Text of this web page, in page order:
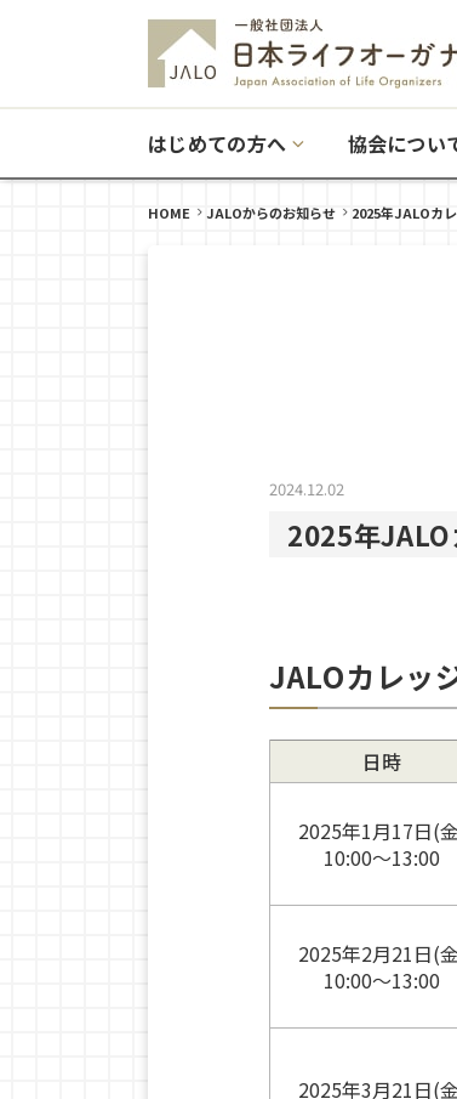
はじめての方へ 協会につい
HOME JALOからのお知らせ 2025年JALOカ
2024.12.02
2025年JALO
JALOカレッ
日時
2025年1月17日(
10:00〜13:00
2025年2月21日(
10:00〜13:00
2025年3月21日(